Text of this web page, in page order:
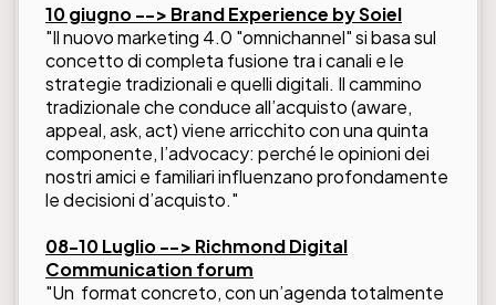
10 giugno --> Brand Experience by Soiel
"Il nuovo marketing 4.0 "omnichannel" si basa sul
concetto di completa fusione tra i canali e le
strategie tradizionali e quelli digitali. Il cammino
tradizionale che conduce all’acquisto (aware,
appeal, ask, act) viene arricchito con una quinta
componente, l’advocacy: perché le opinioni dei
nostri amici e familiari influenzano profondamente
le decisioni d’acquisto."
08-10 Luglio --> Richmond Digital
Communication forum
"Un format concreto, con un’agenda totalmente